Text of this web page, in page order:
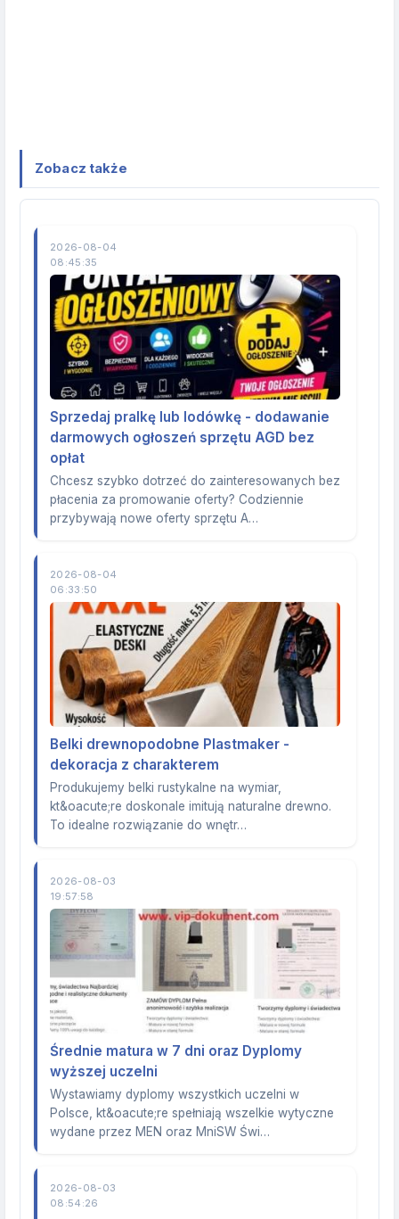
Zobacz także
2026-08-04
08:45:35
Sprzedaj pralkę lub lodówkę - dodawanie
darmowych ogłoszeń sprzętu AGD bez
opłat
Chcesz szybko dotrzeć do zainteresowanych bez
płacenia za promowanie oferty? Codziennie
przybywają nowe oferty sprzętu A…
2026-08-04
06:33:50
Belki drewnopodobne Plastmaker -
dekoracja z charakterem
Produkujemy belki rustykalne na wymiar,
kt&oacute;re doskonale imitują naturalne drewno.
To idealne rozwiązanie do wnętr…
2026-08-03
19:57:58
Średnie matura w 7 dni oraz Dyplomy
wyższej uczelni
Wystawiamy dyplomy wszystkich uczelni w
Polsce, kt&oacute;re spełniają wszelkie wytyczne
wydane przez MEN oraz MniSW Świ…
2026-08-03
08:54:26